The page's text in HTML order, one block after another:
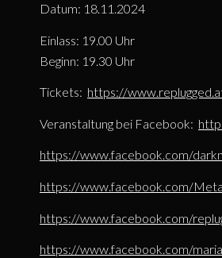
Datum: 18.11.2024
Einlass: 19.00 Uhr
Beginn: 19.30 Uhr
Tickets: https://
Veranstaltung bei Facebook:
https://www.facebook.com/
https://www.facebook.com/
https://www.facebook.com/
https://www.facebook.com/